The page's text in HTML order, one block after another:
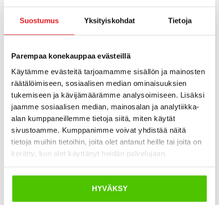
Suostumus Yksityiskohdat Tietoja
Parempaa konekauppaa evästeillä
Käytämme evästeitä tarjoamamme sisällön ja mainosten
räätälöimiseen, sosiaalisen median ominaisuuksien
tukemiseen ja kävijämäärämme analysoimiseen. Lisäksi
jaamme sosiaalisen median, mainosalan ja analytiikka-
alan kumppaneillemme tietoja siitä, miten käytät
sivustoamme. Kumppanimme voivat yhdistää näitä
tietoja muihin tietoihin, joita olet antanut heille tai joita on
kerätty, kun olet käyttänyt heidän palvelujaan.
HYVÄKSY
koneet on suunniteltu äärimmäisiin olosuhteisiin, joissa
tarvitaan maksimaalista suorituskykyä, kestävyyttä ja
toimintavarmuutta.
CAT-mallistoon kuuluu laaja valikoima kaivinkoneita,
pyöräkuormaajia, dumpperia sekä muita raskaita
työkoneita, joita käytetään erityisesti
maanrakennuksessa, infrarakentamisessa,
kaivostoiminnassa ja teollisuuden suurissa projekteissa.
edistyneestä teknologiastaan ja korkeasta
jälleenmyyntiarvostaan.